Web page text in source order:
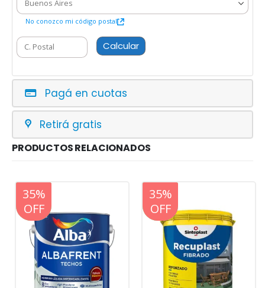
No conozco mi código postal
Calcular
Pagá en cuotas
Retirá gratis
PRODUCTOS RELACIONADOS
20%
OFF
35%
OFF
20%
OFF
35%
OFF